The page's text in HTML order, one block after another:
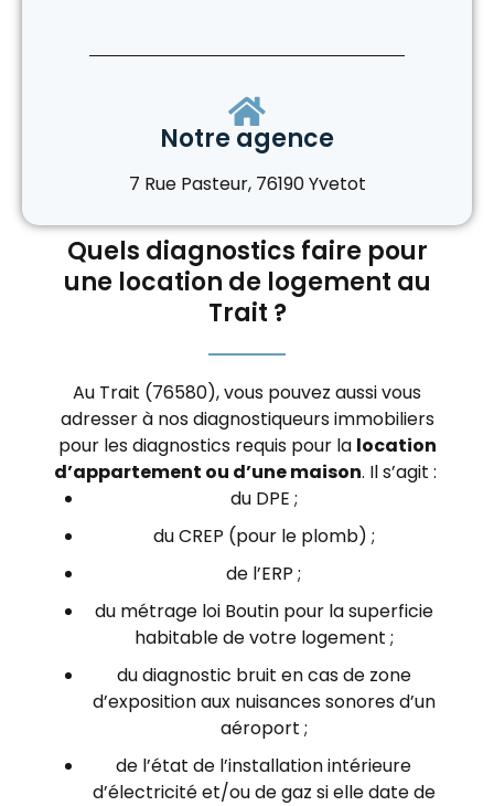
Notre agence
7 Rue Pasteur, 76190 Yvetot
Quels diagnostics faire pour
une location de logement au
Trait ?
Au Trait (76580), vous pouvez aussi vous
adresser à nos diagnostiqueurs immobiliers
pour les diagnostics requis pour la location
d’appartement ou d’une maison. Il s’agit :
du DPE ;
du CREP (pour le plomb) ;
de l’ERP ;
du métrage loi Boutin pour la superficie
habitable de votre logement ;
du diagnostic bruit en cas de zone
d’exposition aux nuisances sonores d’un
aéroport ;
de l’état de l’installation intérieure
d’électricité et/ou de gaz si elle date de